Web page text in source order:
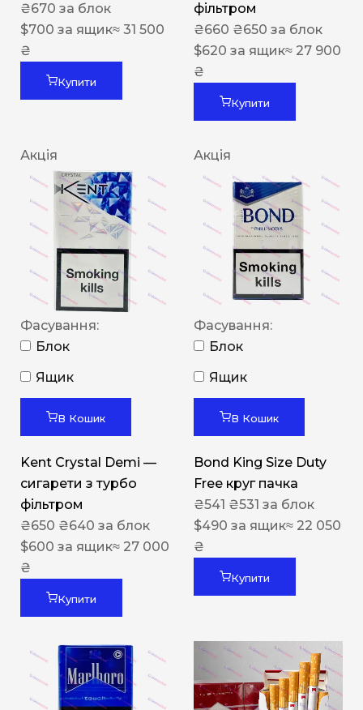
₴670 за блок
$700 за ящик≈ 31 500
₴
Купити
фільтром
₴660 ₴650 за блок
$620 за ящик≈ 27 900
₴
Купити
Акція
Фасування:
Блок
Ящик
В Кошик
Kent Crystal Demi —
сигарети з турбо
фільтром
₴650 ₴640 за блок
$600 за ящик≈ 27 000
₴
Купити
Акція
Фасування:
Блок
Ящик
В Кошик
Bond King Size Duty
Free круг пачка
₴541 ₴531 за блок
$490 за ящик≈ 22 050
₴
Купити